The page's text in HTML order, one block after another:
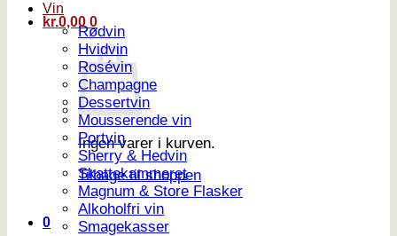
kr.0,00 0
Ingen varer i kurven.
Tilbage til shoppen
0
Vin
Rødvin
Hvidvin
Rosévin
Champagne
Dessertvin
Mousserende vin
Portvin
Sherry & Hedvin
Skattekammeret
Magnum & Store Flasker
Alkoholfri vin
Smagekasser